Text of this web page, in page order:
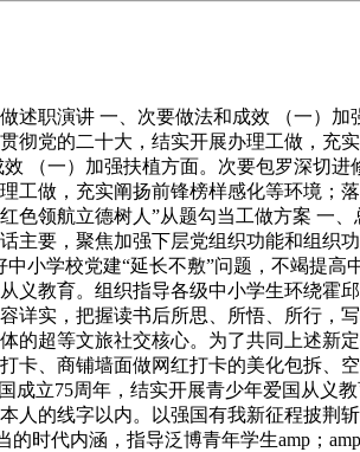
职演讲 一、次要做法和成效 （一）加
彻党的二十大，结实开展办理工做，充
（一）加强扶植方面。次要包罗深切
工做，充实阐扬前锋榜样感化等环境；
色领航立德树人”从题勾当工做方案
主要，聚焦加强下层党组织功能和组织
小学校党建“延长不敷”问题，不竭提
义教育。组织指导各级中小学生环绕霍
详实，把握读书后所思、所悟、所行
的超等文旅社交核心。为了共同上述新
卡、商铺墙面做网红打卡的美化包拆、
成立75周年，结实开展青少年爱国从
人的线字以内。以强国有我新征程披荆
的时代内涵，指导泛博青年学生amp；